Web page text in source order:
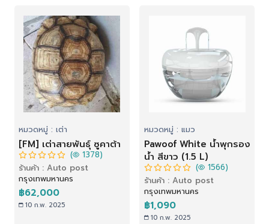
หมวดหมู่ : เต่า
[FM] เต่าสายพันธุ์ ซูคาต้า
( 1378)
ร้านค้า : Auto post
กรุงเทพมหานคร
฿62,000
10 ก.พ. 2025
หมวดหมู่ : แมว
Pawoof White น้ำพุกรอง
น้ำ สีขาว (1.5 L)
( 1566)
ร้านค้า : Auto post
กรุงเทพมหานคร
฿1,090
10 ก.พ. 2025